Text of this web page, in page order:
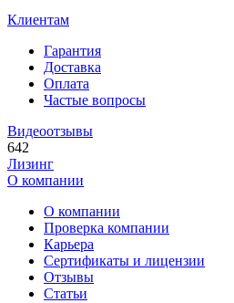
Клиентам
Гарантия
Доставка
Оплата
Частые вопросы
Видеоотзывы
642
Лизинг
О компании
О компании
Проверка компании
Карьера
Сертификаты и лицензии
Отзывы
Статьи